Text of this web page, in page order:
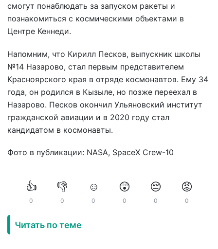
смогут понаблюдать за запуском ракеты и
познакомиться с космическими объектами в
Центре Кеннеди.
Напомним, что Кирилл Песков, выпускник школы
№14 Назарово, стал первым представителем
Красноярского края в отряде космонавтов. Ему 34
года, он родился в Кызыле, но позже переехал в
Назарово. Песков окончил Ульяновский институт
гражданской авиации и в 2020 году стал
кандидатом в космонавты.
Фото в публикации: NASA, SpaceX Crew-10
👍
0
👎
0
☺️
0
😲
0
😔
0
😡
0
Читать по теме